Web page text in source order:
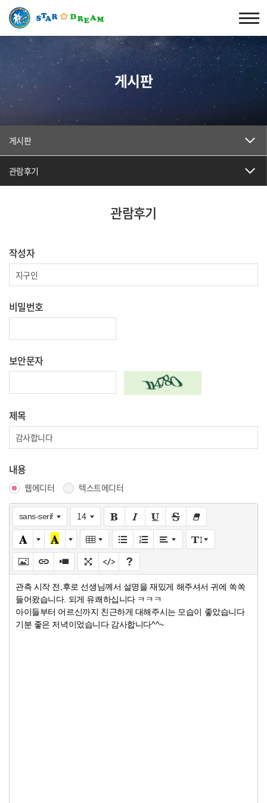
게시판
게시판
관람후기
관람후기
작성자
비밀번호
보안문자
제목
내용
웹에디터 텍스트에디터
sans-serif 14
관측 시작 전,후로 선생님께서 설명을 재밌게 해주셔서 귀에 쏙쏙
들어왔습니다. 되게 유쾌하십니다 ㅋㅋㅋ
아이들부터 어르신까지 친근하게 대해주시는 모습이 좋았습니다
기분 좋은 저녁이었습니다 감사합니다^^~